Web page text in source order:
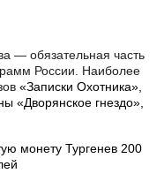
— обязательная часть
России. Наиболее
«Записки Охотника»,
«Дворянское гнездо»,
монету Тургенев 200